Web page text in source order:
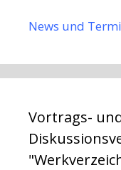
News und
Vortrags-